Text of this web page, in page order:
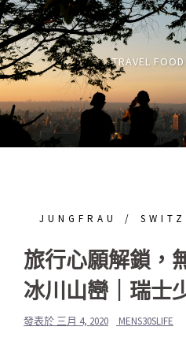
TRAVEL
JUNGFRAU
旅行心願解鎖，
冰川山巒｜瑞士
發表於 三月 4, 2020 MENS30SLIFE